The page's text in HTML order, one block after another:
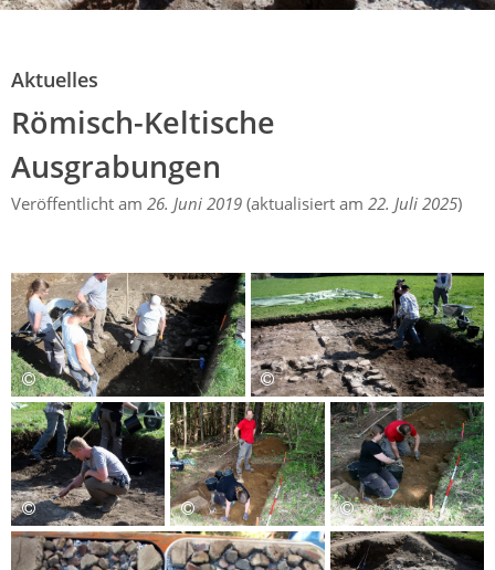
Aktuelles
Römisch-Keltische
Ausgrabungen
Veröffentlicht am 26. Juni 2019 (aktualisiert am 22. Juli 2025)